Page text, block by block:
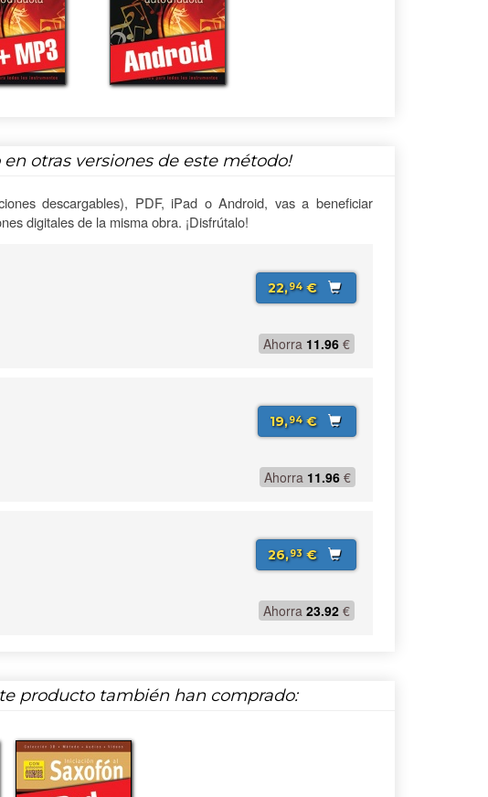
otras versiones de este método!
descargables), PDF, iPad o Android, vas a beneficiar
digitales de la misma obra. ¡Disfrútalo!
22,94€
Ahorra 11.96€
19,94€
Ahorra 11.96€
26,93€
Ahorra 23.92€
producto también han comprado: